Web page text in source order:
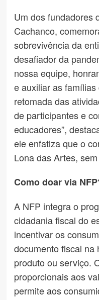
Um dos fundadores
Cachanco,
sobrevivência da
desafiador da
nossa equipe,
e auxiliar as
retomada das
de participantes e
educadores”,
ele enfatiza que o
Lona das Artes,
Como doar via
A NFP integra o
cidadania fiscal do
incentivar os
documento fiscal na
produto ou serviço.
proporcionais aos
permite aos